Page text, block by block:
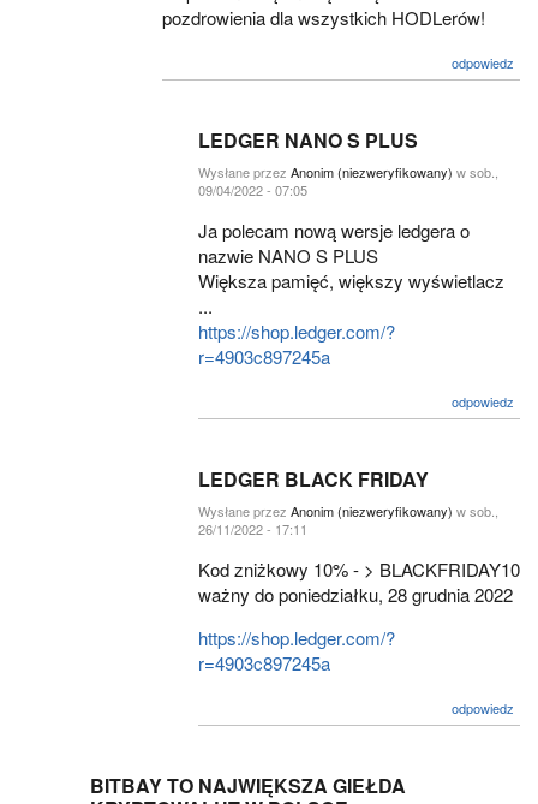
pozdrowienia dla wszystkich HODLerów!
odpowiedz
LEDGER NANO S PLUS
Wysłane przez Anonim (niezweryfikowany) w sob.,
09/04/2022 - 07:05
Ja polecam nową wersje ledgera o
nazwie NANO S PLUS
Większa pamięć, większy wyświetlacz
...
https://shop.ledger.com/?
r=4903c897245a
odpowiedz
LEDGER BLACK FRIDAY
Wysłane przez Anonim (niezweryfikowany) w sob.,
26/11/2022 - 17:11
Kod zniżkowy 10% - > BLACKFRIDAY10
ważny do poniedziałku, 28 grudnia 2022
https://shop.ledger.com/?
r=4903c897245a
odpowiedz
BITBAY TO NAJWIĘKSZA GIEŁDA